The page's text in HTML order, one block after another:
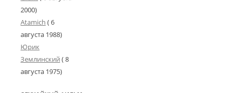
а
я
Ф
о
л
1
Л
ч
ш
2000)
Atamich (6
августа 1988)
Юрик
Землинский (8
августа 1975)